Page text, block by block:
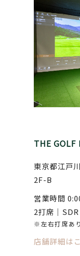
THE GOLF
東京都江戸
2F-B
営業時間
2打席｜SDR
※左右打席あり
店舗詳細は